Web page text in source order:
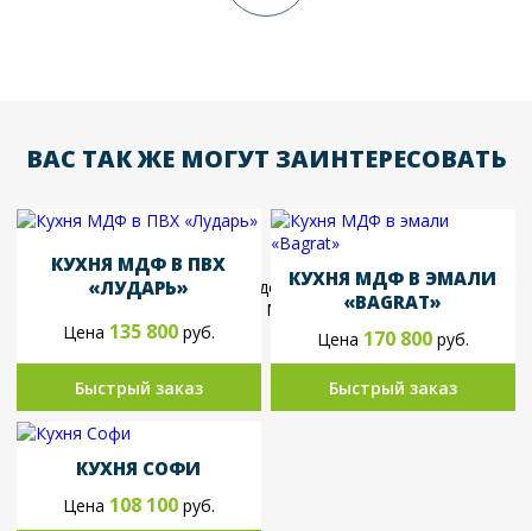
ВАС ТАК ЖЕ МОГУТ ЗАИНТЕРЕСОВАТЬ
КУХНЯ МДФ В ПВХ
«ЛУДАРЬ»
Цена 135 800руб.
Быстрый заказ
КУХНЯ МДФ В ЭМАЛИ
«BAGRAT»
Цена 170 800руб.
Быстрый заказ
КУХНЯ СОФИ
Цена 108 100руб.